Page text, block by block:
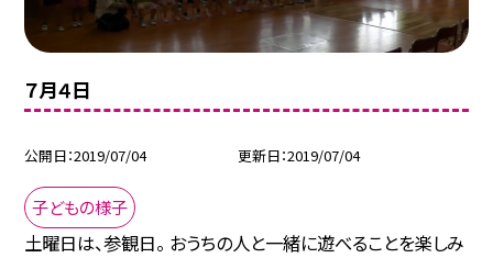
７月４日
公開日 2019/07/04 更新日 2019/07/04
子どもの様子
土曜日は、参観日。 おうちの人と一緒に遊べることを楽しみ